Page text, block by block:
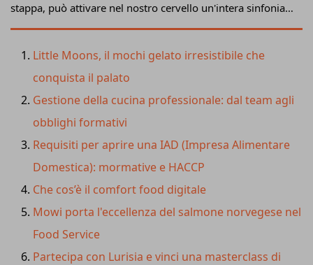
stappa, può attivare nel nostro cervello un'intera sinfonia
di aspettative, emozioni e percezioni sensoriali. Questa
provata: la confermano due importanti studi condotti con
la collaborazione diAmorim Cork
l’associazione dei produttori portoghesi di sughero,
insieme al Centro di Ricerca di Neuromarketing IULM.
Little Moons, il mochi gelato irresistibile che
conquista il palato
Gestione della cucina professionale: dal team agli
obblighi formativi
Requisiti per aprire una IAD (Impresa Alimentare
Domestica): mormative e HACCP
Che cos’è il comfort food digitale
Mowi porta l'eccellenza del salmone norvegese nel
Food Service
Partecipa con Lurisia e vinci una masterclass di